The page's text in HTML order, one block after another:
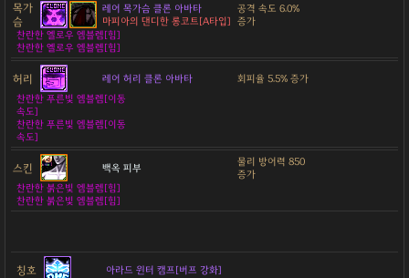
목가
슴
레어 목가슴 클론 아바타
마피아의 댄디한 롱코트[A타입]
공격 속도 6.0%
증가
찬란한 옐로우 엠블렘[힘]
찬란한 옐로우 엠블렘[힘]
허리 레어 허리 클론 아바타
회피율 5.5% 증가
찬란한 푸른빛 엠블렘[이동
속도]
찬란한 푸른빛 엠블렘[이동
속도]
스킨 백옥 피부
물리 방어력 850
증가
찬란한 붉은빛 엠블렘[힘]
찬란한 붉은빛 엠블렘[힘]
칭호 아라드 윈터 캠프[버프 강화]